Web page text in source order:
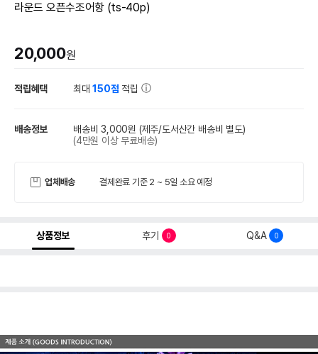
라운드 오픈수조어항 (ts-40p)
20,000원
적립혜택 최대150점 적립
배송정보 배송비 3,000원 (제주/도서산간 배송비 별도)
(4만원 이상 무료배송)
업체배송 결제완료 기준 2 ~ 5일 소요 예정
상품정보 후기 0 Q&A 0